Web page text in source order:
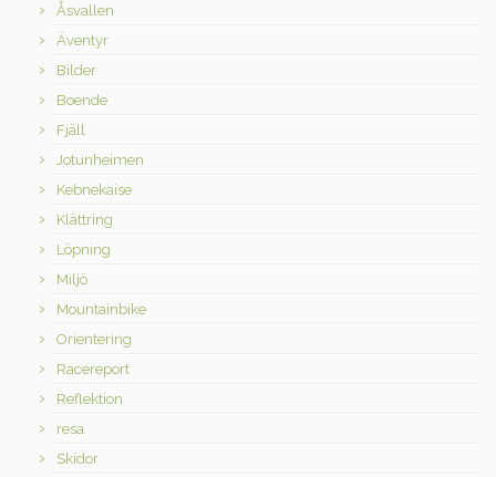
Åsvallen
Äventyr
Bilder
Boende
Fjäll
Jotunheimen
Kebnekaise
Klättring
Löpning
Miljö
Mountainbike
Orientering
Racereport
Reflektion
resa
Skidor